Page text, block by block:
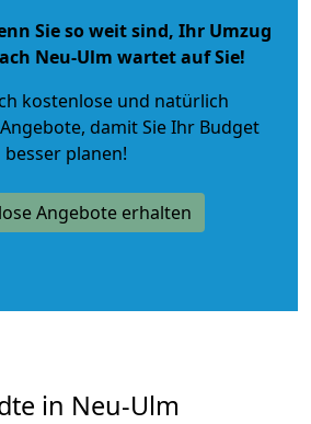
Sie so weit sind, Ihr Umzug
Neu-Ulm wartet auf Sie!
kostenlose und natürlich
, damit Sie Ihr Budget
besser planen!
Angebote erhalten
in Neu-Ulm